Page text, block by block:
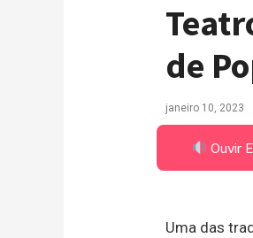
de
janeiro 10, 2023
Ouvir
Uma das